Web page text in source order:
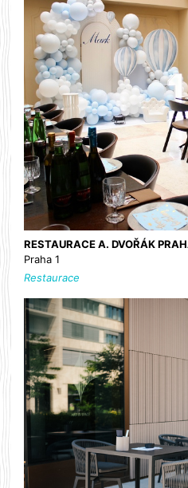
RESTAURACE A. DVOŘÁK
Praha 1
Restaurace